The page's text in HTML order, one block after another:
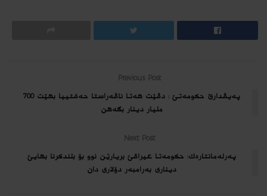
Previous Post
په‌یڤدارێ حكومه‌تێ : دڤێت هه‌تا ناڤه‌راستا حه‌فتییا بهێت 700
ملیار دینار بگه‌هن
Next Post
په‌رله‌مانتاره‌ك: حكومه‌تا عیراقێ بریارێن نوو بۆ بلندکرنا بهایێ
دیناری بەرامبەر دۆلاری دان